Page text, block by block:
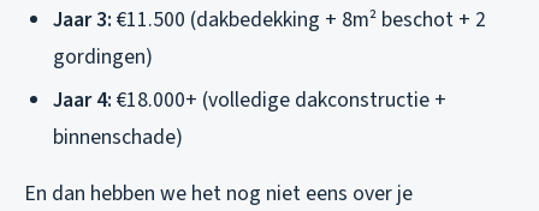
Jaar 3: €11.500 (dakbedekking + 8m² beschot + 2
gordingen)
Jaar 4: €18.000+ (volledige dakconstructie +
binnenschade)
En dan hebben we het nog niet eens over je